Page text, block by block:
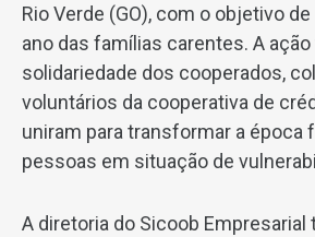
Rio Verde (GO), com o objetivo
ano das famílias carentes. A
solidariedade dos cooperados,
voluntários da cooperativa de
uniram para transformar a época
pessoas em situação de
A diretoria do Sicoob Empresarial